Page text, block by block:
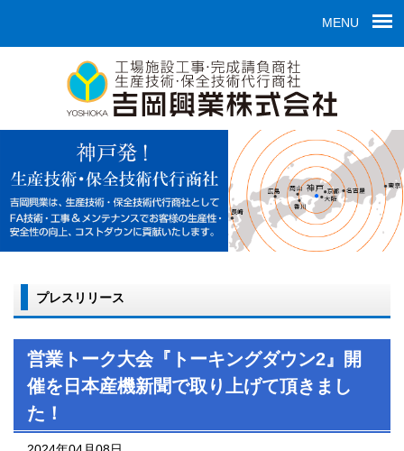
MENU
プレスリリース
営業トーク大会『トーキングダウン2』開
催を日本産機新聞で取り上げて頂きまし
た！